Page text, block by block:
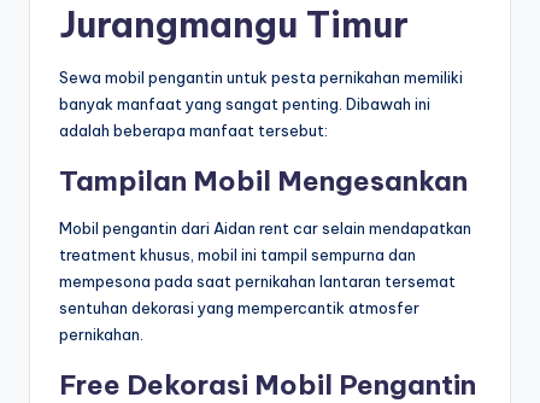
Jurangmangu Timur
Sewa mobil pengantin untuk pesta pernikahan memiliki
banyak manfaat yang sangat penting. Dibawah ini
adalah beberapa manfaat tersebut:
Tampilan Mobil Mengesankan
Mobil pengantin dari Aidan rent car selain mendapatkan
treatment khusus, mobil ini tampil sempurna dan
mempesona pada saat pernikahan lantaran tersemat
sentuhan dekorasi yang mempercantik atmosfer
pernikahan.
Free Dekorasi Mobil Pengantin